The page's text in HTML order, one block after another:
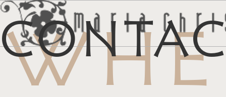
イリス
お
WHE